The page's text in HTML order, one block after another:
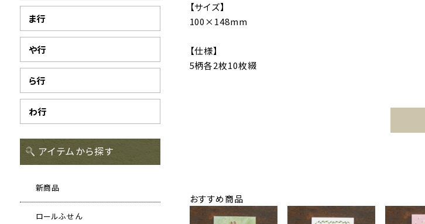
ま行
や行
ら行
わ行
アイテムから探す
新商品
ロールふせん
【サイズ】
100×148mm
【仕様】
5柄各2枚10枚綴
おすすめ商品